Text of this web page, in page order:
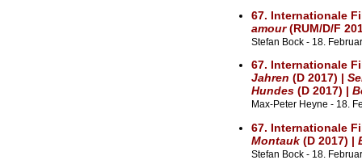
67. Internationale
amour(RUM/D/F
Stefan Bock - 18.
67. Internationale
Jahren (D 2017) |
Hundes(D 2017) |
Max-Peter Heyne - 18.
67. Internationale
Montauk(D 2017) |
Stefan Bock - 18.